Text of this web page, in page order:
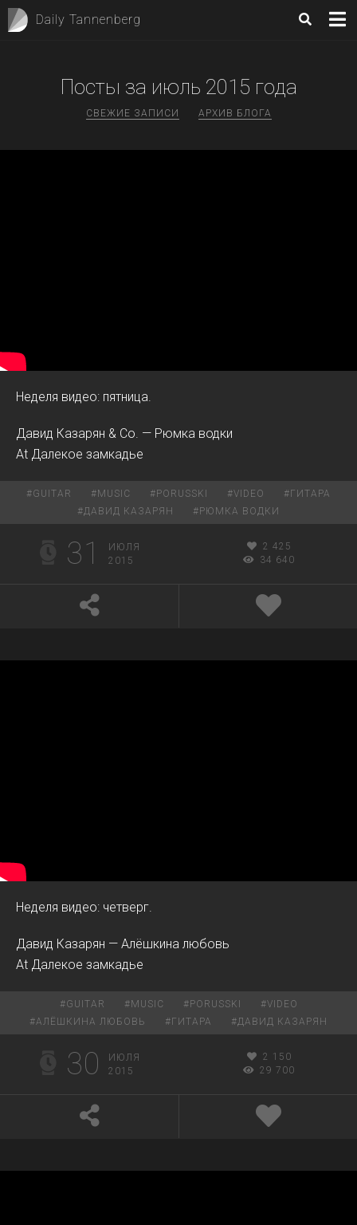
Daily Tannenberg
Посты за июль 2015 года
СВЕЖИЕ ЗАПИСИ АРХИВ БЛОГА
Неделя видео: пятница.
Давид Казарян & Co. — Рюмка водки
At Далекое замкадье
#GUITAR # MUSIC # PORUSSKI #VIDEO # ГИТАРА
#ДАВИД КАЗАРЯН # РЮМКА ВОДКИ
31
ИЮЛЯ
2015
2 425
34 640
Неделя видео: четверг.
Давид Казарян — Алёшкина любовь
At Далекое замкадье
#GUITAR # MUSIC # PORUSSKI #VIDEO
#АЛЁШКИНА ЛЮБОВЬ # ГИТАРА #ДАВИД КАЗАРЯН
30
ИЮЛЯ
2015
2 150
29 700